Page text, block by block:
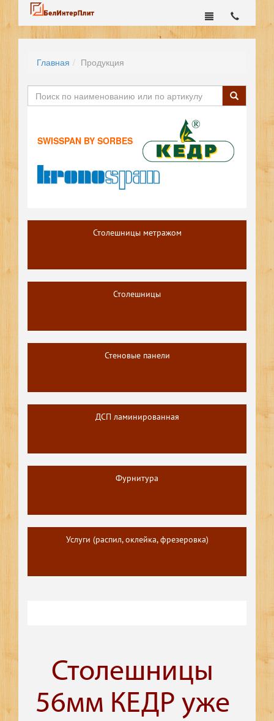
Главная Продукция
SWISSPAN BY SORBES
Столешницы метражом
Столешницы
Стеновые панели
ДСП ламинированная
Фурнитура
Услуги (распил, оклейка, фрезеровка)
Столешницы
56мм КЕДР уже